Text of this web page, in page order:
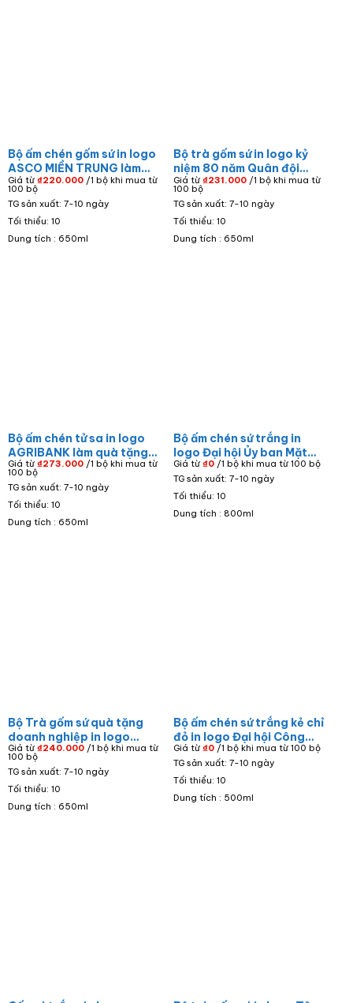
Bộ ấm chén gốm sứ in logo
ASCO MIỀN TRUNG làm
quà tặng kỷ niệm 15 năm
thành lập dáng đài cát
màu trắng viền vàng AC-
07
Giá từ ₫220.000/1 bộ khi mua từ
100 bộ
TG sản xuất: 7-10 ngày
Tối thiểu: 10
Dung tích : 650ml
Bộ trà gốm sứ in logo kỷ
niệm 80 năm Quân đội
nhân dân Việt Nam dáng
bưởi cành AC-18
Giá từ₫231.000 /1 bộ khi mua từ
100 bộ
TG sản xuất: 7-10 ngày
Tối thiểu: 10
Dung tích : 650ml
Bộ ấm chén tử sa in logo
AGRIBANK làm quà tặng
doanh nghiệp dáng bầu
tròn màu nâu AC-09
Giá từ ₫273.000/1 bộ khi mua từ
100 bộ
TG sản xuất: 7-10 ngày
Tối thiểu: 10
Dung tích : 650ml
Bộ ấm chén sứ trắng in
logo Đại hội Ủy ban Mặt
trận Tổ Quốc Việt Nam
AC-05
Giá từ₫0 /1 bộ khi mua từ 100 bộ
TG sản xuất: 7-10 ngày
Tối thiểu: 10
Dung tích : 800ml
Bộ Trà gốm sứ quà tặng
doanh nghiệp in logo
VITAPLUS dáng bưởi cành
màu trắng họa tiết hoa
xanh AC-12
Giá từ ₫240.000/1 bộ khi mua từ
100 bộ
TG sản xuất: 7-10 ngày
Tối thiểu: 10
Dung tích : 650ml
Bộ ấm chén sứ trắng kẻ chỉ
đỏ in logo Đại hội Công
Đoàn Cơ Sở AC-03
Giá từ₫0 /1 bộ khi mua từ 100 bộ
TG sản xuất: 7-10 ngày
Tối thiểu: 10
Dung tích : 500ml